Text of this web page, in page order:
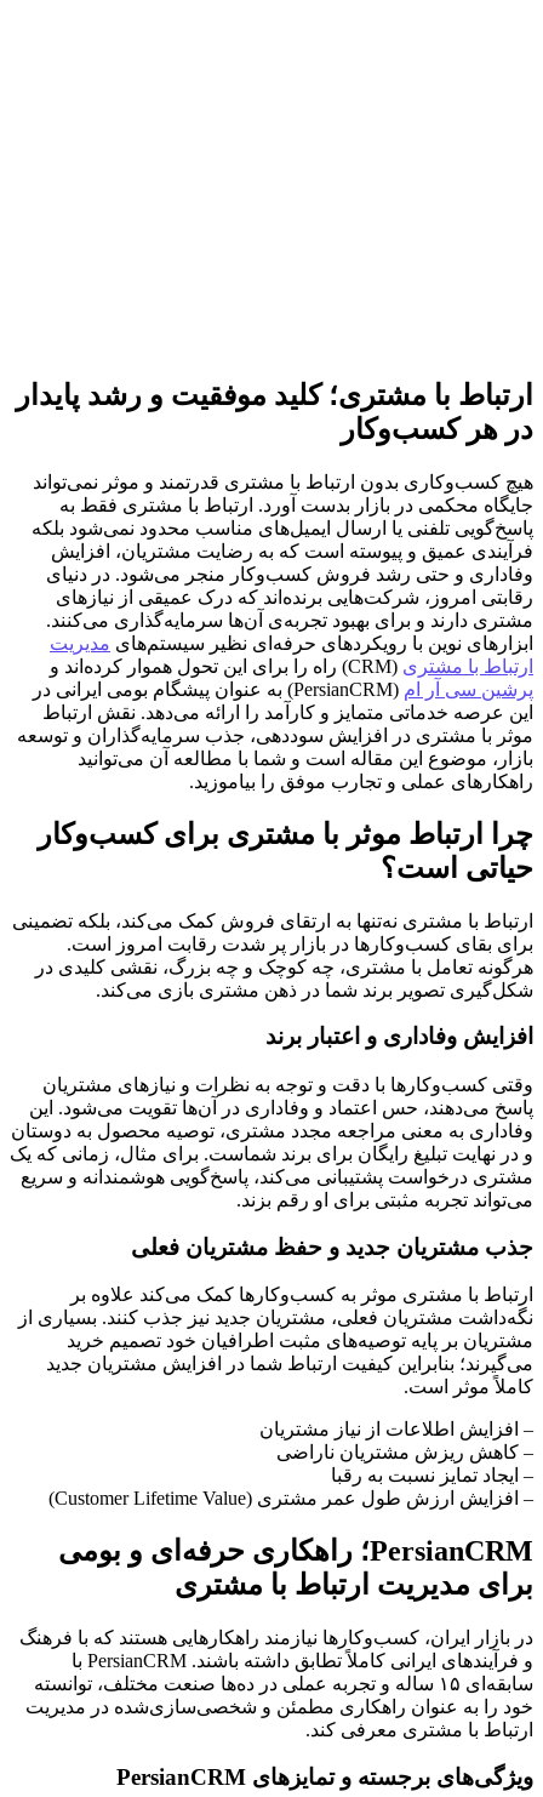
ارتباط با مشتری؛ کلید موفقیت و رشد پایدار
در هر کسب‌وکار
هیچ کسب‌وکاری بدون ارتباط با مشتری قدرتمند و موثر نمی‌تواند
جایگاه محکمی در بازار بدست آورد. ارتباط با مشتری فقط به
پاسخ‌گویی تلفنی یا ارسال ایمیل‌های مناسب محدود نمی‌شود بلکه
فرآیندی عمیق و پیوسته است که به رضایت مشتریان، افزایش
وفاداری و حتی رشد فروش کسب‌وکار منجر می‌شود. در دنیای
رقابتی امروز، شرکت‌هایی برنده‌اند که درک عمیقی از نیازهای
مشتری دارند و برای بهبود تجربه‌ی آن‌ها سرمایه‌گذاری می‌کنند.
ابزارهای نوین با رویکردهای حرفه‌ای نظیر سیستم‌های مدیریت
ارتباط با مشتری (CRM) راه را برای این تحول هموار کرده‌اند و
پرشین سی آر ام
(PersianCRM) به عنوان پیشگام بومی ایرانی در
این عرصه خدماتی متمایز و کارآمد را ارائه می‌دهد. نقش ارتباط
موثر با مشتری در افزایش سوددهی، جذب سرمایه‌گذاران و توسعه
بازار، موضوع این مقاله است و شما با مطالعه آن می‌توانید
راهکارهای عملی و تجارب موفق را بیاموزید.
چرا ارتباط موثر با مشتری برای کسب‌وکار
حیاتی است؟
ارتباط با مشتری نه‌تنها به ارتقای فروش کمک می‌کند، بلکه تضمینی
برای بقای کسب‌وکارها در بازار پر شدت رقابت امروز است.
هرگونه تعامل با مشتری، چه کوچک و چه بزرگ، نقشی کلیدی در
شکل‌گیری تصویر برند شما در ذهن مشتری بازی می‌کند.
افزایش وفاداری و اعتبار برند
وقتی کسب‌وکارها با دقت و توجه به نظرات و نیازهای مشتریان
پاسخ می‌دهند، حس اعتماد و وفاداری در آن‌ها تقویت می‌شود. این
وفاداری به معنی مراجعه مجدد مشتری، توصیه محصول به دوستان
و در نهایت تبلیغ رایگان برای برند شماست. برای مثال، زمانی که یک
مشتری درخواست پشتیبانی می‌کند، پاسخ‌گویی هوشمندانه و سریع
می‌تواند تجربه مثبتی برای او رقم بزند.
جذب مشتریان جدید و حفظ مشتریان فعلی
ارتباط با مشتری موثر به کسب‌وکارها کمک می‌کند علاوه بر
نگه‌داشت مشتریان فعلی، مشتریان جدید نیز جذب کنند. بسیاری از
مشتریان بر پایه توصیه‌های مثبت اطرافیان خود تصمیم خرید
می‌گیرند؛ بنابراین کیفیت ارتباط شما در افزایش مشتریان جدید
کاملاً موثر است.
– افزایش اطلاعات از نیاز مشتریان
– کاهش ریزش مشتریان ناراضی
– ایجاد تمایز نسبت به رقبا
– افزایش ارزش طول عمر مشتری (Customer Lifetime Value)
PersianCRM؛ راهکاری حرفه‌ای و بومی
برای مدیریت ارتباط با مشتری
در بازار ایران، کسب‌وکارها نیازمند راهکارهایی هستند که با فرهنگ
و فرآیندهای ایرانی کاملاً تطابق داشته باشند. PersianCRM با
سابقه‌ای ۱۵ ساله و تجربه عملی در ده‌ها صنعت مختلف، توانسته
خود را به عنوان راهکاری مطمئن و شخصی‌سازی‌شده در مدیریت
ارتباط با مشتری معرفی کند.
ویژگی‌های برجسته و تمایزهای PersianCRM